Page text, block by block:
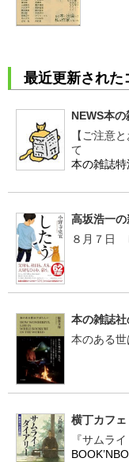
最近更新された
NEWS本の
【ご注意
て
本の雑誌特
高坂浩一の
８月７日
本の雑誌社
本のある
横丁カフェ
『サムラ